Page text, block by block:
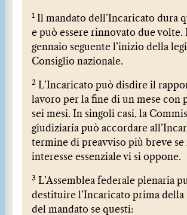
1 Il mandato dell’Incaricato dura
e può essere rinnovato due volte.
gennaio seguente l’inizio della
Consiglio nazionale.
2
L’Incaricato può disdire il
lavoro per la fine di un mese con
sei mesi. In singoli casi, la
giudiziaria può accordare
termine di preavviso più breve se
interesse essenziale vi si oppone.
3
L’Assemblea federale plenaria
destituire l’Incaricato prima della
del mandato se questi: